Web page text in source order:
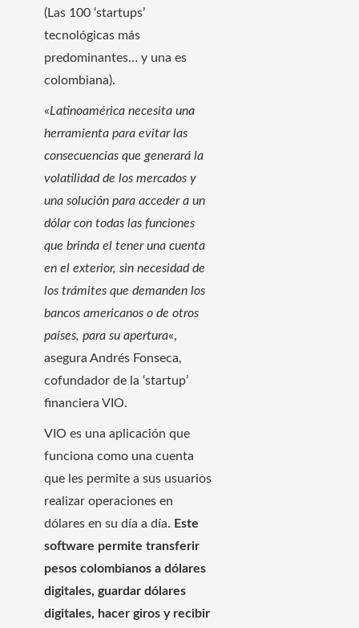
(Las 100 ‘startups’
tecnológicas más
predominantes… y una es
colombiana).
«Latinoamérica necesita una
herramienta para evitar las
consecuencias que generará la
volatilidad de los mercados y
una solución para acceder a un
dólar con todas las funciones
que brinda el tener una cuenta
en el exterior, sin necesidad de
los trámites que demanden los
bancos americanos o de otros
países, para su apertura«,
asegura Andrés Fonseca,
cofundador de la ‘startup’
financiera VIO.
VIO es una aplicación que
funciona como una cuenta
que les permite a sus usuarios
realizar operaciones en
dólares en su día a día. Este
software permite transferir
pesos colombianos a dólares
digitales, guardar dólares
digitales, hacer giros y recibir